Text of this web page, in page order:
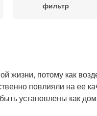
фильтр
жизни, потому как
повлияли на ее
установлены как